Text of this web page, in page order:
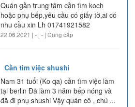
Quán gần trung tâm cần tìm koch
hoặc phụ bếp,yêu cầu có giấy tờ,ai có
nhu cầu xin Lh 01741921582
22.06.2021 | - | - | Cung cấp
Cần tìm việc shushi
Nam 31 tuổi (Ko qa) cần tìm việc làm
tại berlin Đã làm 3 năm bếp nóng và
đã đi phụ shushi Vậy quán cô , chú ...